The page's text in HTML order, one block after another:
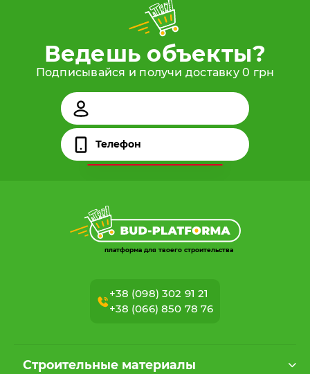
Ведешь объекты?
Подписывайся и получи доставку 0 грн
платформа для твоего строительства
+38 (098) 302 91 21
+38 (066) 850 78 76
Строительные материалы